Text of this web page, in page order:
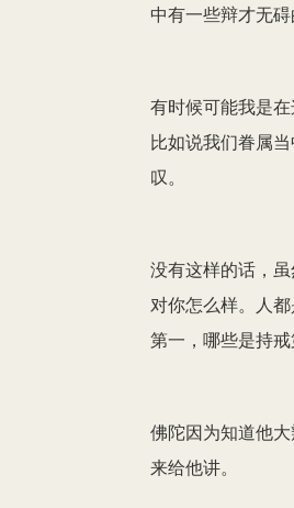
中有一些辩才无碍
有时候可能我是
比如说我们眷属
叹。
没有这样的话，
对你怎么样。人
第一，哪些是持
佛陀因为知道他
来给他讲。